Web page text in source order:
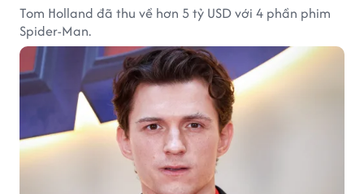
Tom Holland đã thu về hơn 5 tỷ USD với 4 phần phim
Spider-Man.